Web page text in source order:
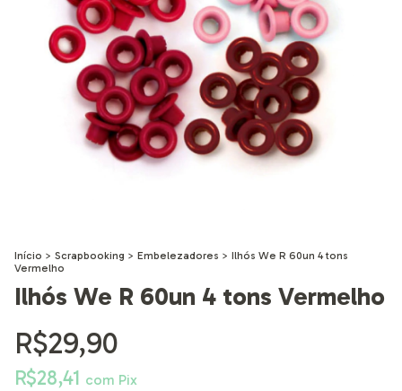
Início > Scrapbooking > Embelezadores > Ilhós We R 60un 4 tons
Vermelho
Ilhós We R 60un 4 tons Vermelho
R$29,90
R$28,41 com Pix